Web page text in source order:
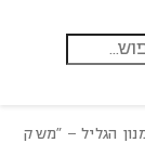
הגליל – “משק